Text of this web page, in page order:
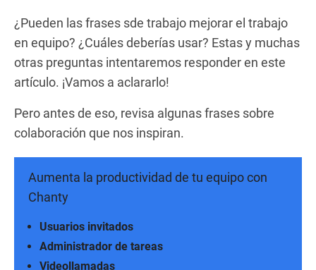
¿Pueden las frases sde trabajo mejorar el trabajo
en equipo? ¿Cuáles deberías usar? Estas y muchas
otras preguntas intentaremos responder en este
artículo. ¡Vamos a aclararlo!
Pero antes de eso, revisa algunas frases sobre
colaboración que nos inspiran.
Aumenta la productividad de tu equipo con
Chanty
Videollamadas
Administrador de tareas
Usuarios invitados